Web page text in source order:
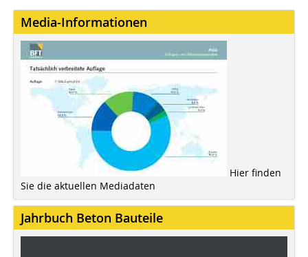
Media-Informationen
Hier finden
Sie die aktuellen Mediadaten
Jahrbuch Beton Bauteile